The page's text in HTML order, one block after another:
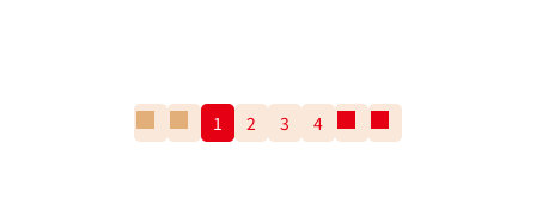
番
の
1 2 3 4
の
番